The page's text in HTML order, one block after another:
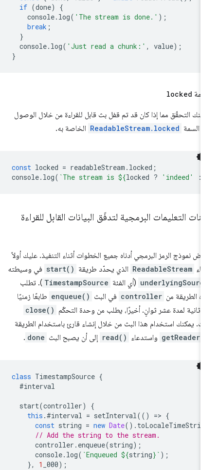
if (done
console.log('The stream is done.'
break
console.log('Just read a chunk:', value
locked
التحقّق مما إذا كان قد تم قفل بث قابل للقراءة من خلال الوصول
السمة ReadableStream.locked الخاصة به.
const locked = readableStream.locked
console.log(`The stream is ${locked ? 'indeed'
التعليمات البرمجية لتدفّق البيانات القابل للقراءة
نموذج الرمز البرمجي أدناه جميع الخطوات أثناء التنفيذ. عليك أولاً
ReadableStream الذي يحدّد طريقة start() في وسيطته
(أي الفئة TimestampSource ). تطلب
الطريقة من controller في البث enqueue() طابعًا زمنيًا
ثانية لمدة عشر ثوانٍ. أخيرًا، يطلب من وحدة التحكّم close()
يمكنك استخدام هذا البث من خلال إنشاء قارئ باستخدام الطريقة
واستدعاء read() إلى أن يصبح البث done
.
class TimestampSource
#interval
start(controller
this.#interval = setInterval (() =
const string = new Date ().
// Add the string to the stream.
controller.enqueue(string
console.log(`Enqueued ${string }
},
1_000